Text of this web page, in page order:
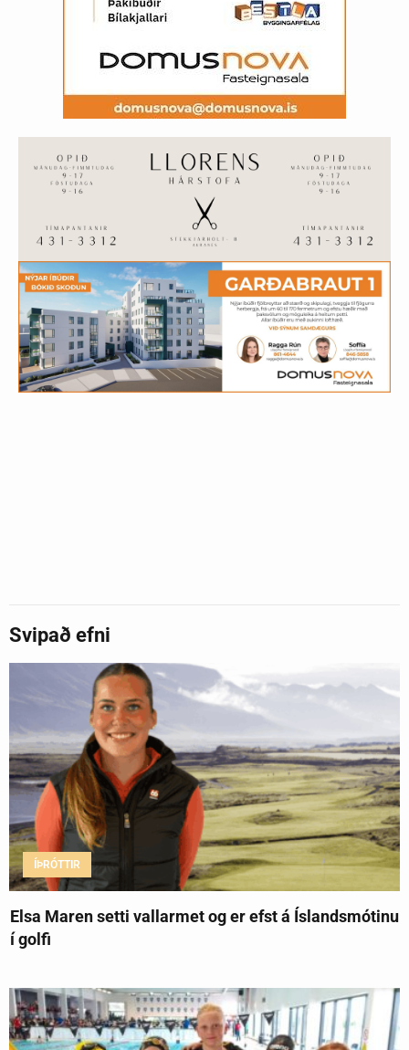
Svipað efni
ÍÞRÓTTIR
Elsa Maren setti vallarmet og er efst á Íslandsmótinu
í golfi